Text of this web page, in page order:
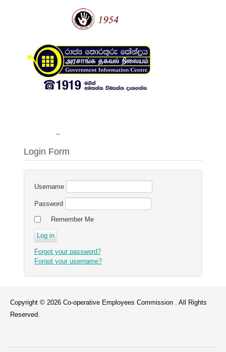
Login Form
Username
Password
Remember Me
Forgot your password?
Forgot your username?
Copyright © 2026 Co-operative Employees Commission . All Rights
Reserved.